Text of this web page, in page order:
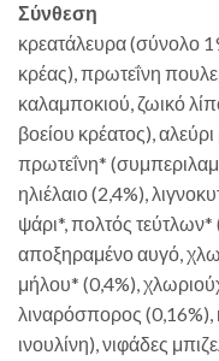
Σύνθεση
κρεατάλευρα (σύνολο
κρέας), πρωτεΐνη
καλαμποκιού, ζωικό
βοείου κρέατος),
πρωτεΐνη*
ηλιέλαιο (2,4%),
ψάρι*, πολτός
αποξηραμένο αυγό,
μήλου* (0,4%),
λιναρόσπορος (0,16%),
ινουλίνη), νιφάδες